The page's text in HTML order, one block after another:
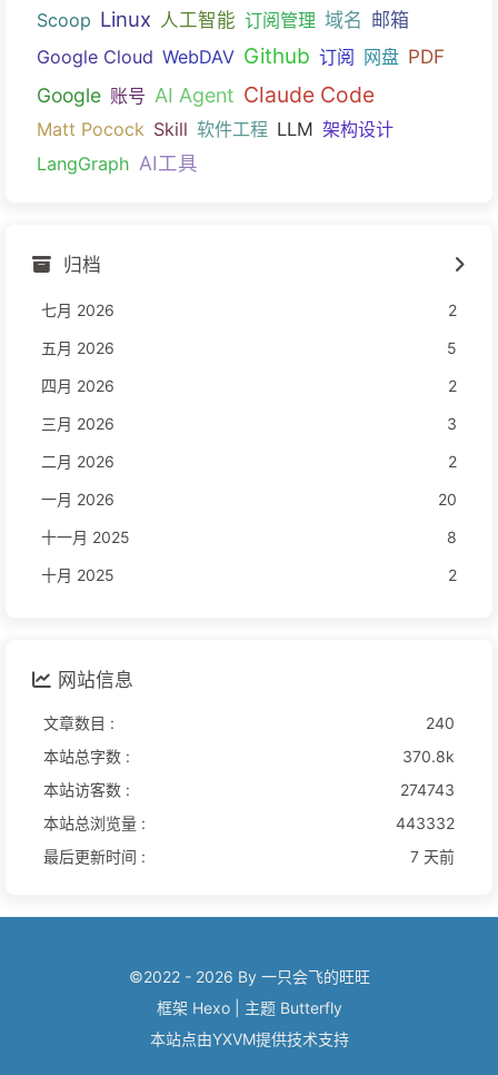
Scoop Linux 人工智能 订阅管理 域名 邮箱
Google Cloud WebDAV Github 订阅 网盘 PDF
Google 账号 AI Agent Claude Code
Matt Pocock Skill 软件工程 LLM 架构设计
LangGraph AI工具
归档
七月 2026
2
五月 2026
5
四月 2026
2
三月 2026
3
二月 2026
2
一月 2026
20
十一月 2025
8
十月 2025
2
网站信息
文章数目 :
240
本站总字数 :
370.8k
本站访客数 :
274743
本站总浏览量 :
443332
最后更新时间 :
7 天前
©2022 - 2026 By 一只会飞的旺旺
框架 Hexo 主题 Butterfly
本站点由YXVM提供技术支持